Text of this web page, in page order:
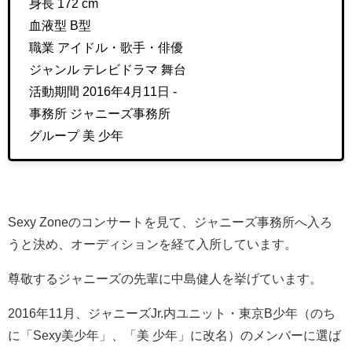
身長 172 cm
血液型 B型
職業 アイドル・歌手・俳優
ジャンル テレビドラマ 舞台
活動期間 2016年4月11日 -
事務所 ジャニーズ事務所
グループ 美 少年
Sexy Zoneのコンサートを見て、ジャニーズ事務所へ入ろ
うと決め、オーディションを経て入所しています。
尊敬するジャニーズの先輩に中島健人を挙げています。
2016年11月、ジャニーズJr.内ユニット・東京B少年（のち
に「Sexy美少年」、「美 少年」に改名）のメンバーに選ば